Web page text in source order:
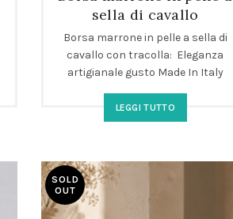
sella di cavallo
Borsa marrone in pelle a sella di
cavallo con tracolla: Eleganza
artigianale gusto Made In Italy
LEGGI TUTTO
SOLD
OUT